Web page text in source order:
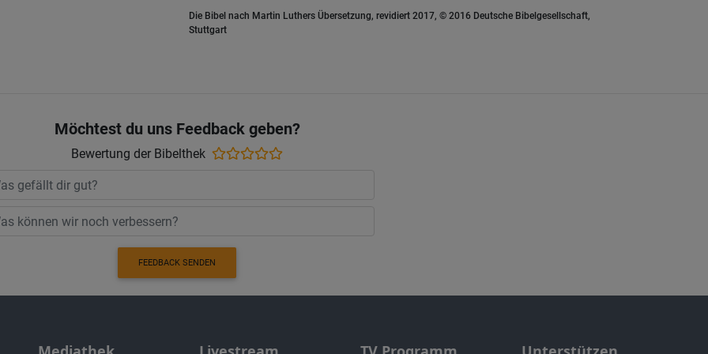
Die Bibel nach Martin Luthers Übersetzung, revidiert 2017, © 2016 Deutsche Bibelgesellschaft,
Stuttgart
Möchtest du uns Feedback geben?
Bewertung der Bibelthek
FEEDBACK SENDEN